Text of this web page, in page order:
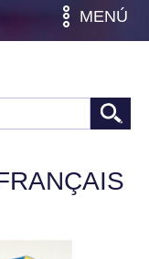
MENÚ